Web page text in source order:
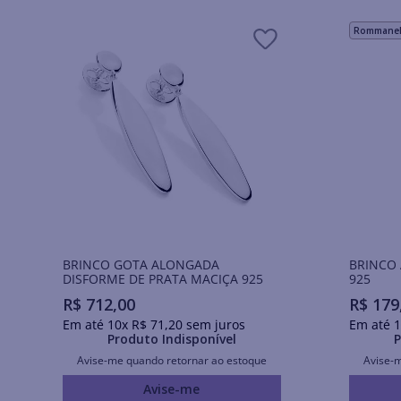
BRINCO GOTA ALONGADA
DISFORME DE PRATA MACIÇA 925
R$ 712,00
Em até 10x R$ 71 ,20sem juros
Produto Indisponível
Avise-me quando retornar ao estoque
Avise-me
BRINCO
925
R$ 179
Em até
Avise-